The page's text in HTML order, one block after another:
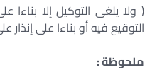
( ولا يلغى التوكيل إلا
التوقيع فيه أو بناءا على
ملحوظة: